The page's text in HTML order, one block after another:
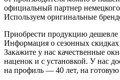
официальный партнер
Используем оригинальные
Приобрести продукцию
Информация о сезонных скидках
Закажите у нас качественные
наценок и с установкой. У нас
на профиль — 40 лет, на